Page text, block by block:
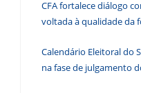
CFA fortalece diálogo
voltada à qualidade da
Calendário Eleitoral do
na fase de julgamento